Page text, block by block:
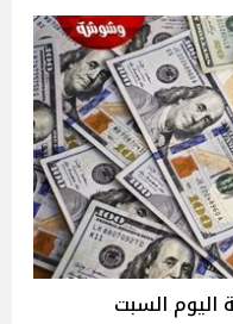
اليوم السبت